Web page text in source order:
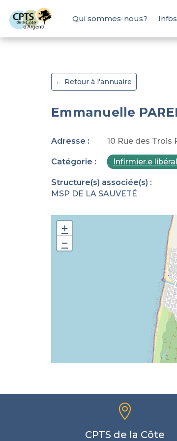
Qui sommes-nous?
← Retour à l'annuaire
Emmanuelle
Adresse : 10 Rue des Trois
Catégorie : Infirmier.e
Structure(s) associée(s) :
MSP DE LA SAUVETÉ
+
−

CPTS de la Côte